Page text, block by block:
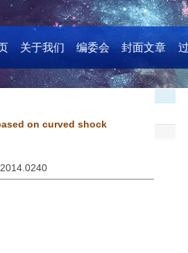
关于我们 编委会 封面文章
on curved shock